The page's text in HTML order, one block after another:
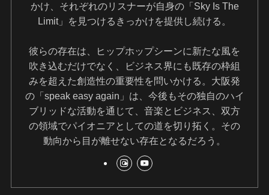
かけ、それぞれのリスナーが自身の「Sky Is The
Limit」を見つけるきっかけを提供し続ける。
彼らの存在は、ヒップホップシーンに新たな風を
吹き込むだけでなく、ビジネス界にも既存の枠組
みを超えた創造性の重要性を問いかける。大阪発
の「speak easy again」は、今後もその独自のハイ
ブリッドな活動を通じて、音楽とビジネス、双方
の領域でパイオニアとしての道を切り拓く。その
動向から目が離せない存在となるだろう。